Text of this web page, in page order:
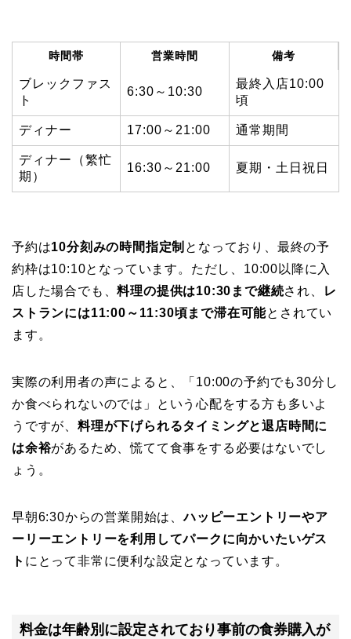
時間帯 営業時間 備考
ブレックファス
ト
6:30～10:30
最終入店10:00
頃
ディナー 17:00～21:00 通常期間
ディナー（繁忙
期）
16:30～21:00 夏期・土日祝日
予約は10分刻みの時間指定制 となっており、最終の予
約枠は10:10となっています。ただし、10:00以降に入
店した場合でも、料理の提供は10:30まで継続され、
レ
ストランには11:00～11:30頃まで滞在可能とされてい
ます。
実際の利用者の声によると、「10:00の予約でも30分し
か食べられないのでは」という心配をする方も多いよ
うですが、 料理が下げられるタイミングと退店時間に
は余裕があるため、慌てて食事をする必要はないでし
ょう。
早朝6:30からの営業開始は、ハッピーエントリーやア
ーリーエントリーを利用してパークに向かいたいゲス
ト にとって非常に便利な設定となっています。
料金は年齢別に設定されており事前の食券購入が